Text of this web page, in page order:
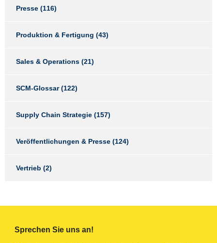
Presse (116)
Produktion & Fertigung (43)
Sales & Operations (21)
SCM-Glossar(122)
Supply Chain Strategie (157)
Veröffentlichungen & Presse (124)
Vertrieb (2)
Sprechen Sie uns an!